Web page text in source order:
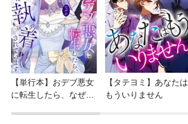
【単行本】おデブ悪女
に転生したら、なぜか
【タテヨミ】あなたは
もういりません